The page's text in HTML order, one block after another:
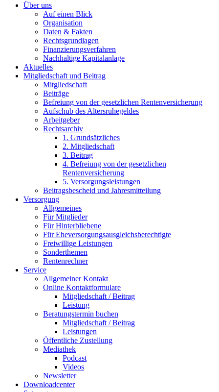
Über uns
Auf einen Blick
Organisation
Daten & Fakten
Rechtsgrundlagen
Finanzierungsverfahren
Nachhaltige Kapitalanlage
Aktuelles
Mitgliedschaft und Beitrag
Mitgliedschaft
Beiträge
Befreiung von der gesetzlichen Rentenversicherung
Aufschub des Altersruhegeldes
Arbeitgeber
Rechtsarchiv
1. Grundsätzliches
2. Mitgliedschaft
3. Beitrag
4. Befreiung von der gesetzlichen
Rentenversicherung
5. Versorgungsleistungen
Beitragsbescheid und Jahresmitteilung
Versorgung
Allgemeines
Für Mitglieder
Für Hinterbliebene
Für Eheversorgungsausgleichsberechtigte
Freiwillige Leistungen
Sonderthemen
Rentenrechner
Service
Allgemeiner Kontakt
Online Kontaktformulare
Mitgliedschaft / Beitrag
Leistung
Beratungstermin buchen
Mitgliedschaft / Beitrag
Leistungen
Öffentliche Zustellung
Mediathek
Podcast
Videos
Newsletter
Downloadcenter